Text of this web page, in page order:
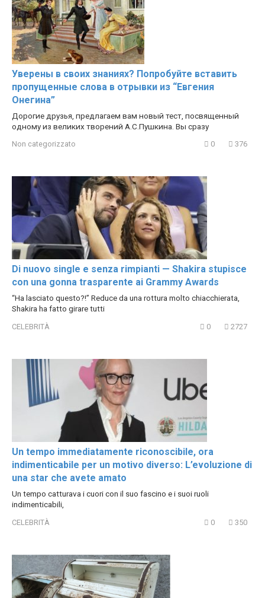
Уверены в своих знаниях? Попробуйте вставить
пропущенные слова в отрывки из “Евгения
Онегина”
Дорогие друзья, предлагаем вам новый тест, посвященный
одному из великих творений А.С.Пушкина. Вы сразу
Non categorizzato 0 376
Di nuovo single e senza rimpianti — Shakira stupisce
con una gonna trasparente ai Grammy Awards
“Ha lasciato questo?!” Reduce da una rottura molto chiacchierata,
Shakira ha fatto girare tutti
CELEBRITÀ 0 2727
Un tempo immediatamente riconoscibile, ora
indimenticabile per un motivo diverso: L’evoluzione di
una star che avete amato
Un tempo catturava i cuori con il suo fascino e i suoi ruoli
indimenticabili,
CELEBRITÀ 0 350